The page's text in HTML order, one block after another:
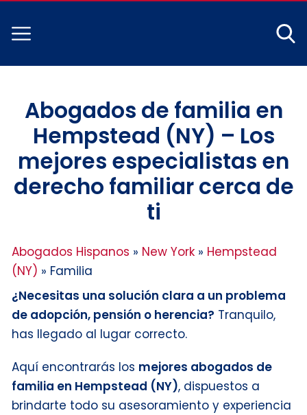
Abogados de familia en
Hempstead (NY) – Los
mejores especialistas en
derecho familiar cerca de
ti
Abogados Hispanos » New York » Hempstead
(NY) » Familia
¿Necesitas una solución clara a un problema
de adopción, pensión o herencia? Tranquilo,
has llegado al lugar correcto.
Aquí encontrarás los mejores abogados de
familia en Hempstead (NY), dispuestos a
brindarte todo su asesoramiento y experiencia